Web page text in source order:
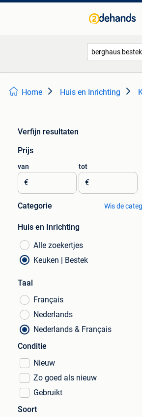
Home Huis en Inrichting
Verfijn resultaten
Prijs
van
€
tot
€
Categorie Wis de
Huis en Inrichting
Alle zoekertjes
Keuken | Bestek
Taal
Français
Nederlands
Nederlands & Français
Conditie
Nieuw
Zo goed als nieuw
Gebruikt
Soort